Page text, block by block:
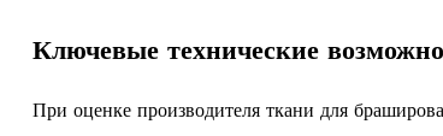
Ключевые технические
При оценке производителя ткани для